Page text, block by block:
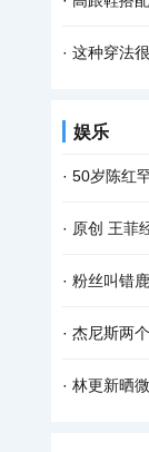
· 这种穿法
娱乐
· 50岁陈红
· 原创 王菲
· 粉丝叫错
· 杰尼斯两
· 林更新晒